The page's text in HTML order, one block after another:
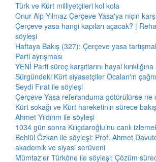
Türk ve Kürt milliyetçileri kol kola
Onur Alp Yılmaz Çerçeve Yasa'ya niçin karşı
Çerçeve yasa hangi kapıları açacak? |
söyleşi
Haftaya Bakış (327): Çerçeve yasa
Parti ayrışması
YENİ Parti süreç karşıtlarını hayal
Sürgündeki Kürt siyasetçiler Öcalan'ın
Seydi Fırat ile söyleşi
Çerçeve Yasa referanduma götürülürse ne
Kürt sokağı ve Kürt hareketinin sürece
Ahmet Yıldırım ile söyleşi
1034 gün sonra Kılıçdaroğlu’nu canlı
Behlül Özkan ile söyleşi: Prof. Ahmet
akademik ve siyasi serüveni
Mümtaz'er Türköne ile söyleşi: Çözüm